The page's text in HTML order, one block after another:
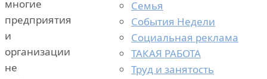
многие
предприятия
и
организации
не
Семья
События Недели
Социальная реклама
ТАКАЯ РАБОТА
Труд и занятость